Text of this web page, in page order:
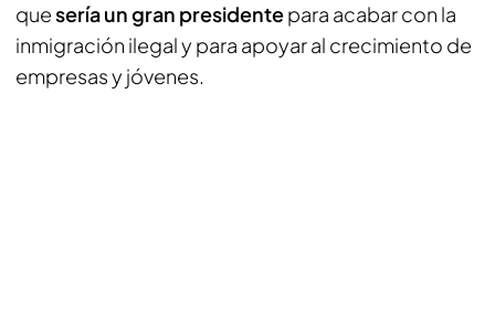
quesería un gran presidentepara acabar con la
inmigración ilegal y para apoyar al crecimiento de
empresas y jóvenes.